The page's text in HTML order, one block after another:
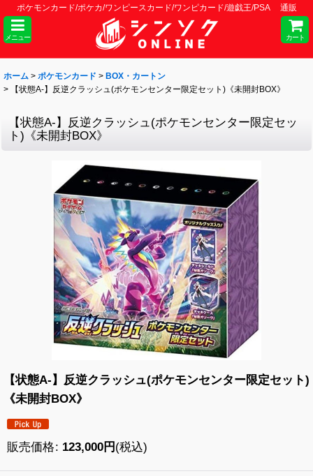
ポケモンカード/ポケカ/ワンピースカード/ワンピカード/遊戯王/PSA 通販
メニュー カート
ホーム > ポケモンカード > BOX・カートン
>
【状態A-】反逆クラッシュ(ポケモンセンター限定セット)《未開封BOX》
【状態A-】反逆クラッシュ(ポケモンセンター限定セッ
ト)《未開封BOX》
【状態A-】反逆クラッシュ(ポケモンセンター限定セット)
《未開封BOX》
販売価格: 123,000円 (税込)